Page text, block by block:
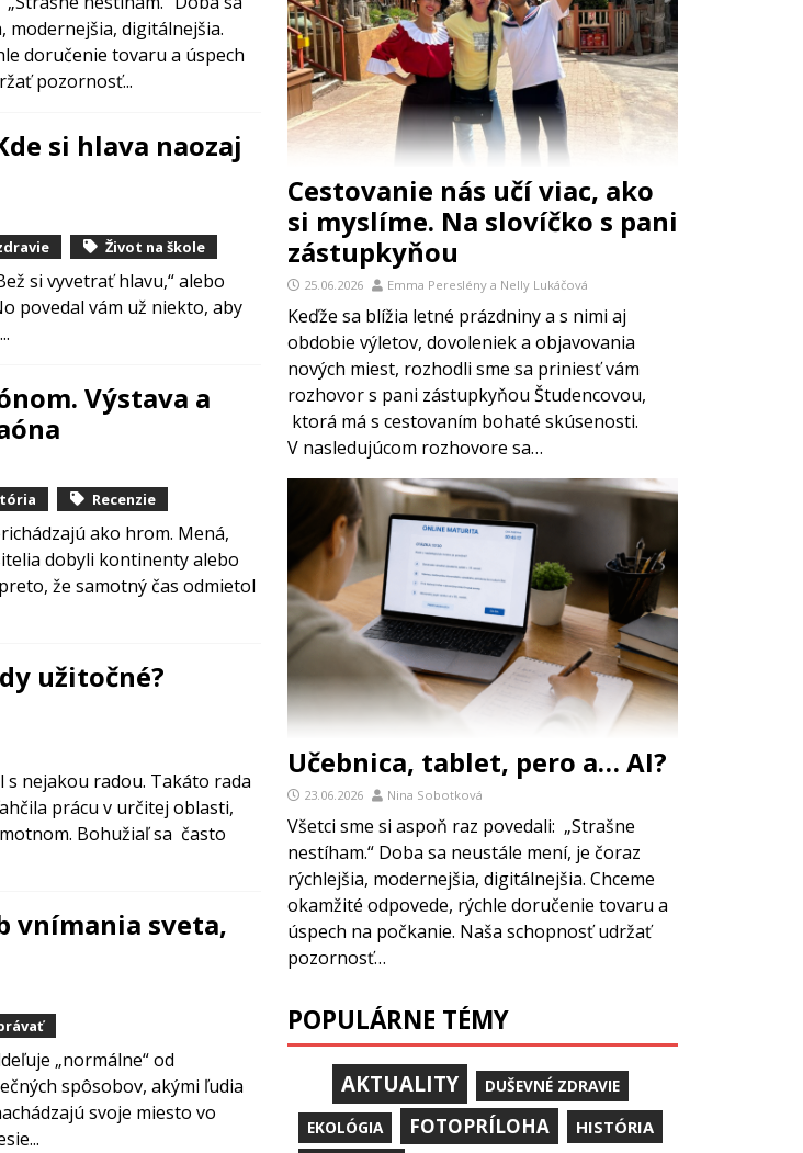
modernejšia, digitálnejšia.
doručenie tovaru a úspech
pozornosť...
si hlava naozaj
Život na škole
si vyvetrať hlavu,“ alebo
povedal vám už niekto, aby
Výstava a
Recenzie
ako hrom. Mená,
dobyli kontinenty alebo
že samotný čas odmietol
užitočné?
s nejakou radou. Takáto rada
prácu v určitej oblasti,
Bohužiaľ sa často
vnímania sveta,
„normálne“ od
spôsobov, akými ľudia
svoje miesto vo
Cestovanie nás učí viac, ako
si myslíme. Na slovíčko s pani
zástupkyňou
25.06.2026 Emma Pereslény a Nelly Lukáčová
Keďže sa blížia letné prázdniny a s nimi aj
obdobie výletov, dovoleniek a objavovania
nových miest, rozhodli sme sa priniesť vám
rozhovor s pani zástupkyňou Študencovou,
ktorá má s cestovaním bohaté skúsenosti.
V nasledujúcom rozhovore sa…
Učebnica, tablet, pero a… AI?
23.06.2026 Nina Sobotková
Všetci sme si aspoň raz povedali: „Strašne
nestíham.“ Doba sa neustále mení, je čoraz
rýchlejšia, modernejšia, digitálnejšia. Chceme
okamžité odpovede, rýchle doručenie tovaru a
úspech na počkanie. Naša schopnosť udržať
pozornosť…
POPULÁRNE TÉMY
AKTUALITY
DUŠEVNÉ ZDRAVIE
EKOLÓGIA
FOTOPRÍLOHA HISTÓRIA